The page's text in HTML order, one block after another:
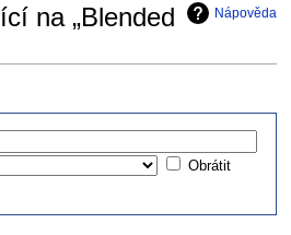
Nápověda
na „Blended
Obrátit